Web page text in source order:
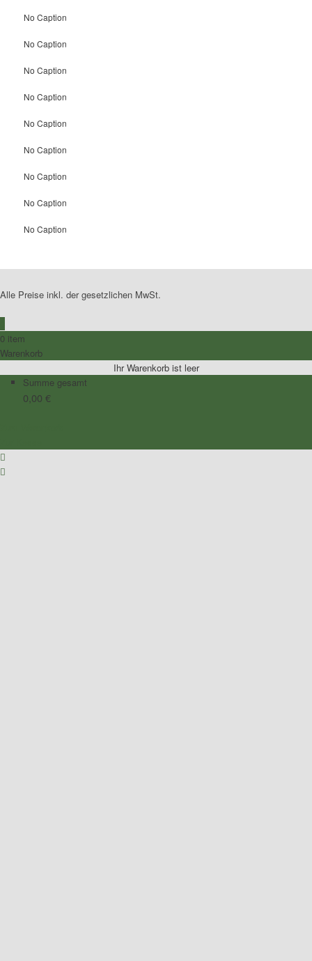
No Caption
No Caption
No Caption
No Caption
No Caption
No Caption
No Caption
No Caption
No Caption
Alle Preise inkl. der gesetzlichen MwSt.
0 item
Warenkorb
Ihr Warenkorb ist leer
Summe gesamt
0,00 €